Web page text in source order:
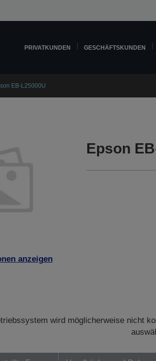
PRIVATKUNDEN GESCHÄFTSKUNDEN
EB-L25000U
anzeigen
Epson
wird möglicherweise nicht